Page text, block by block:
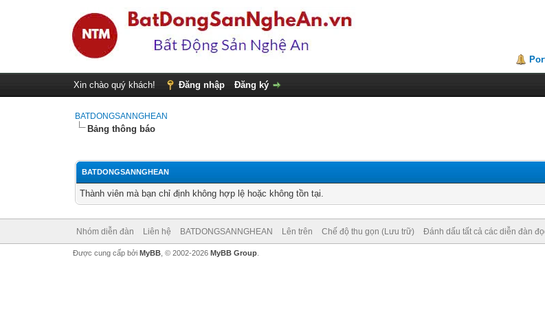
Xin chào quý khách! Đăng nhập Đăng ký
BATDONGSANNGHEAN
Bảng thông báo
BATDONGSANNGHEAN
Thành viên mà bạn chỉ định không hợp lệ hoặc không tồn tại.
Nhóm diễn đàn Liên hệ BATDONGSANNGHEAN Lên trên Chế độ thu gọn (Lưu trữ) Đánh dấu tất cả các diễn đàn
Được cung cấp bởi MyBB, © 2002-2026 MyBB Group.